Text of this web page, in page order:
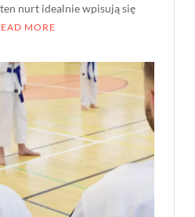
nurt idealnie wpisują się
MORE